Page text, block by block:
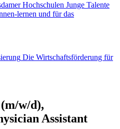
Hochschulen Junge Talente
lernen und für das
Die Wirtschaftsförderung für
w/d),
Assistant